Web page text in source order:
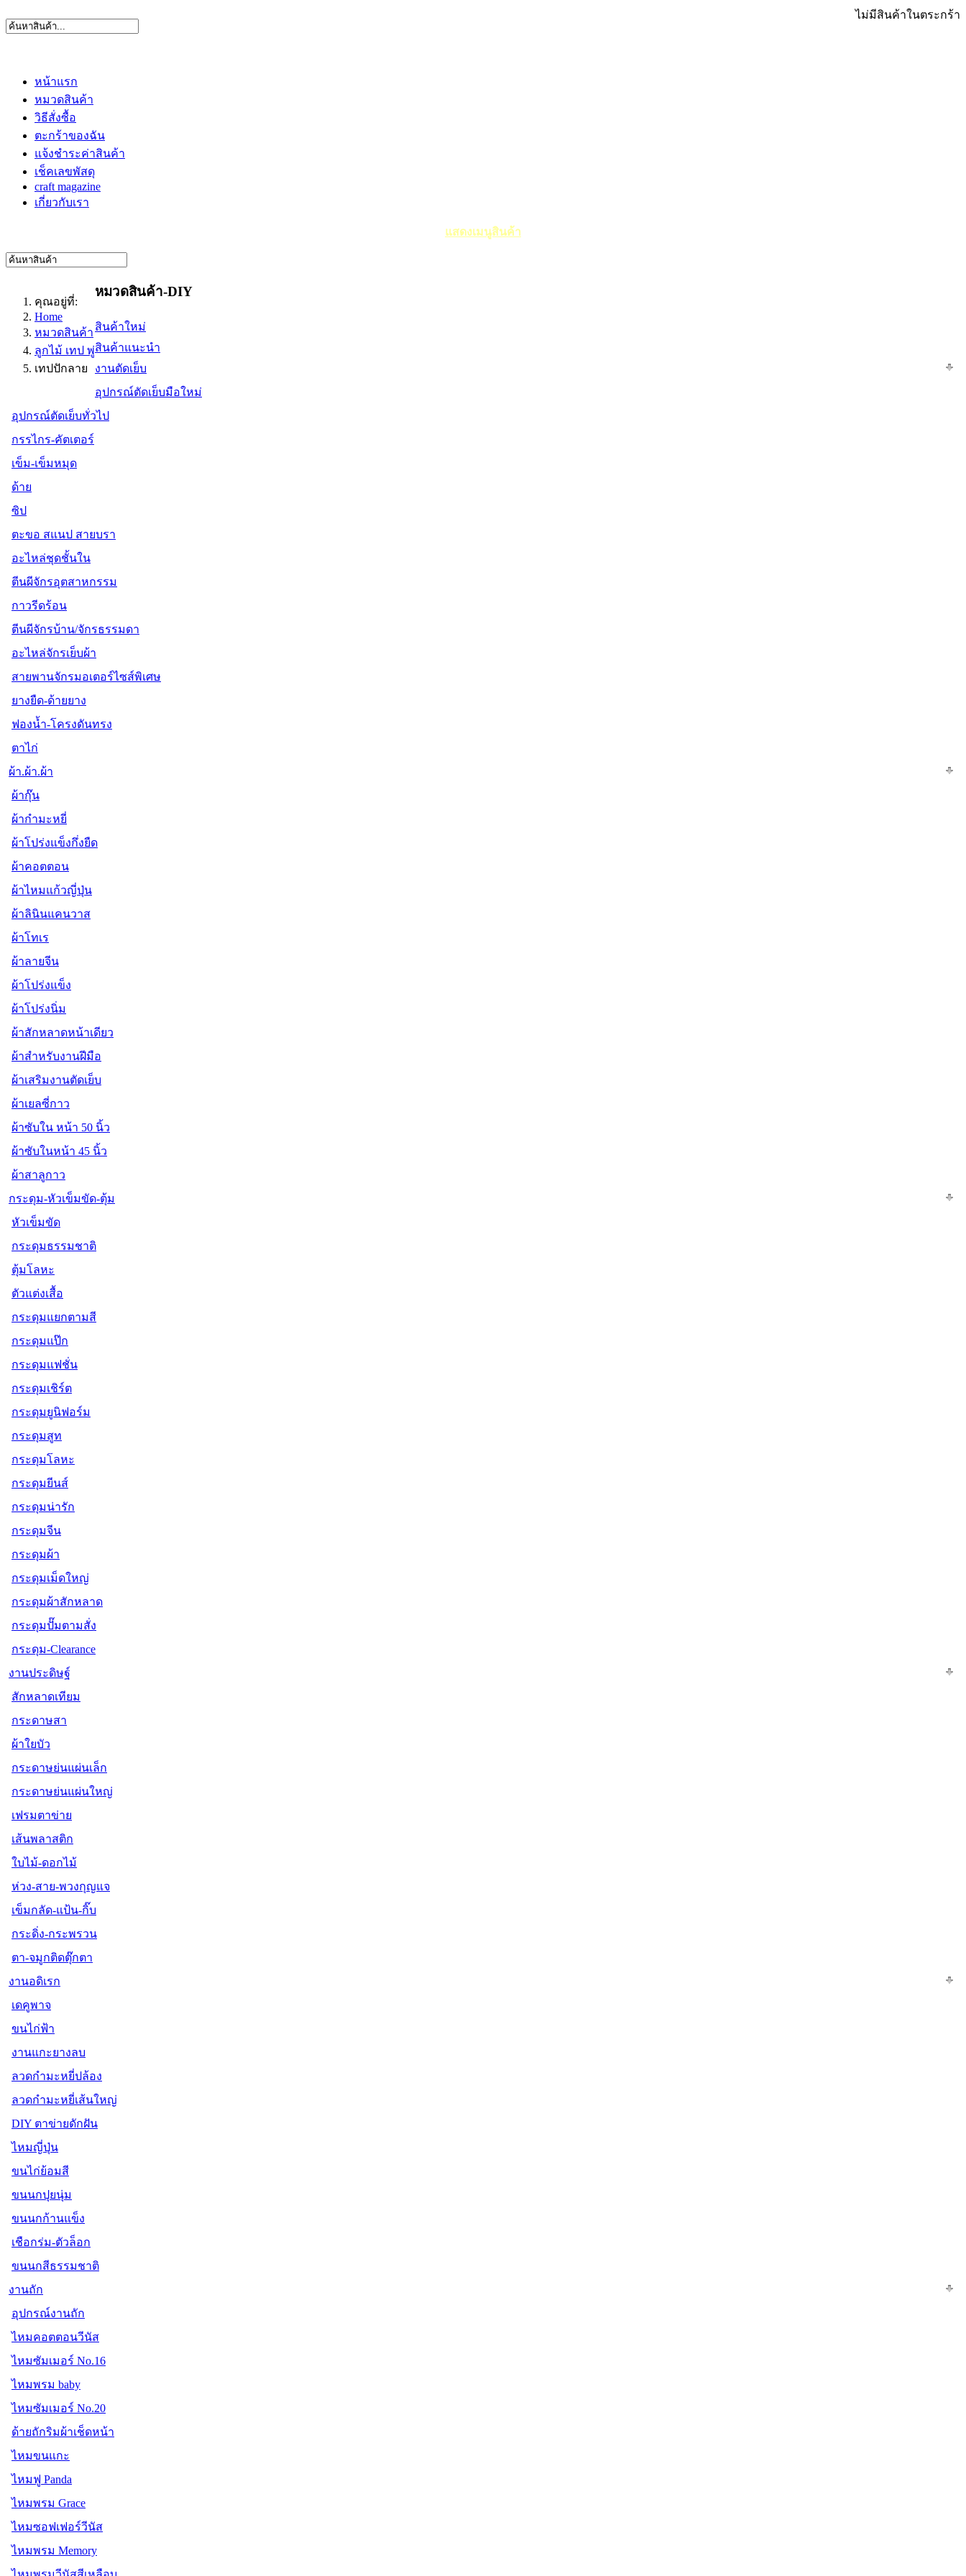
ไม่มีสินค้าในตระกร้า
หน้าแรก
หมวดสินค้า
วิธีสั่งซื้อ
ตะกร้าของฉัน
แจ้งชำระค่าสินค้า
เช็คเลขพัสดุ
craft magazine
เกี่ยวกับเรา
แสดงเมนูสินค้า
คุณอยู่ที่:
Home
หมวดสินค้า
ลูกไม้ เทป พู่
เทปปักลาย
หมวดสินค้า-DIY
สินค้าใหม่
สินค้าแนะนำ
งานตัดเย็บ
อุปกรณ์ตัดเย็บมือใหม่
อุปกรณ์ตัดเย็บทั่วไป
กรรไกร-คัตเตอร์
เข็ม-เข็มหมุด
ด้าย
ซิป
ตะขอ สแนป สายบรา
อะไหล่ชุดชั้นใน
ตีนผีจักรอุตสาหกรรม
กาวรีดร้อน
ตีนผีจักรบ้าน/จักรธรรมดา
อะไหล่จักรเย็บผ้า
สายพานจักรมอเตอร์ไซส์พิเศษ
ยางยืด-ด้ายยาง
ฟองน้ำ-โครงดันทรง
ตาไก่
ผ้า.ผ้า.ผ้า
ผ้ากุ๊น
ผ้ากำมะหยี่
ผ้าโปร่งแข็งกึ่งยืด
ผ้าคอตตอน
ผ้าไหมแก้วญี่ปุ่น
ผ้าลินินแคนวาส
ผ้าโทเร
ผ้าลายจีน
ผ้าโปร่งแข็ง
ผ้าโปร่งนิ่ม
ผ้าสักหลาดหน้าเดียว
ผ้าสำหรับงานฝีมือ
ผ้าเสริมงานตัดเย็บ
ผ้าเยลซี่กาว
ผ้าซับใน หน้า 50 นิ้ว
ผ้าซับในหน้า 45 นิ้ว
ผ้าสาลูกาว
กระดุม-หัวเข็มขัด-ตุ้ม
หัวเข็มขัด
กระดุมธรรมชาติ
ตุ้มโลหะ
ตัวแต่งเสื้อ
กระดุมแยกตามสี
กระดุมแป๊ก
กระดุมแฟชั่น
กระดุมเชิร์ต
กระดุมยูนิฟอร์ม
กระดุมสูท
กระดุมโลหะ
กระดุมยีนส์
กระดุมน่ารัก
กระดุมจีน
กระดุมผ้า
กระดุมเม็ดใหญ่
กระดุมผ้าสักหลาด
กระดุมปั๊มตามสั่ง
กระดุม-Clearance
งานประดิษฐ์
สักหลาดเทียม
กระดาษสา
ผ้าใยบัว
กระดาษย่นแผ่นเล็ก
กระดาษย่นแผ่นใหญ่
เฟรมตาข่าย
เส้นพลาสติก
ใบไม้-ดอกไม้
ห่วง-สาย-พวงกุญแจ
เข็มกลัด-แป้น-กิ๊บ
กระดิ่ง-กระพรวน
ตา-จมูกติดตุ๊กตา
งานอดิเรก
เดคูพาจ
ขนไก่ฟ้า
งานแกะยางลบ
ลวดกำมะหยี่ปล้อง
ลวดกำมะหยี่เส้นใหญ่
DIY ตาข่ายดักฝัน
ไหมญี่ปุ่น
ขนไก่ย้อมสี
ขนนกปุยนุ่ม
ขนนกก้านแข็ง
เชือกร่ม-ตัวล็อก
ขนนกสีธรรมชาติ
งานถัก
อุปกรณ์งานถัก
ไหมคอตตอนวีนัส
ไหมซัมเมอร์ No.16
ไหมพรม baby
ไหมซัมเมอร์ No.20
ด้ายถักริมผ้าเช็ดหน้า
ไหมขนแกะ
ไหมฟู Panda
ไหมพรม Grace
ไหมซอฟเฟอร์วีนัส
ไหมพรม Memory